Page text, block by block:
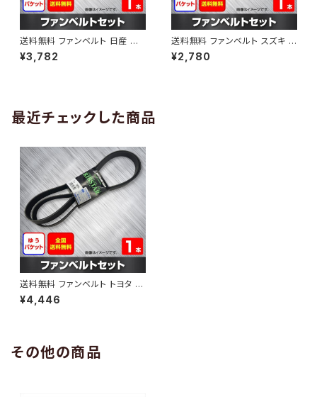
送料無料 ファンベルト 日産 キ
ューブ 型式Z12 H20.11～H24.
10 （国内トップメーカー） 1本 H
¥3,782
送料無料 ファンベルト スズキ ワ
ゴンR 型式MH34S H24.09～
H29.02 （国内トップメーカー）
¥2,780
最近チェックした商品
送料無料 ファンベルト トヨタ ク
ラウン 型式GRS214 H28.11～
（国内トップメーカー） 1本 HAB
¥4,446
その他の商品